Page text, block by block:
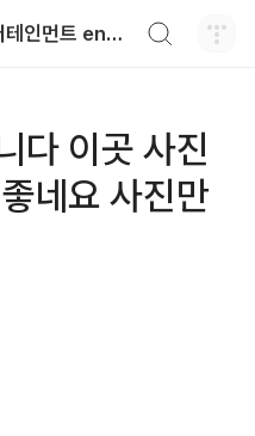
와일드진생WG엔터테인먼트 entertainment
다 이곳 사진
네요 사진만